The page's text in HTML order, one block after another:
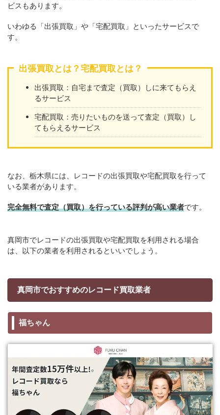
ビスもあります。
いわゆる「出張買取」や「宅配買取」といったサービスで
す。
出張買取とは？宅配買取とは？
出張買取：自宅まで査定（買取）しに来てもらえ
るサービス
宅配買取：売りたいものを送って査定（買取）し
てもらえるサービス
なお、栃木県には、レコードの出張買取や宅配買取を行って
いる業者があります。
完全無料で査定（買取）を行っている評判が高い業者です。
真岡市でレコードの出張買取や宅配買取を利用される場合
は、以下の業者を利用されるといいでしょう。
真岡市でおすすめのレコード買取業者
福ちゃん